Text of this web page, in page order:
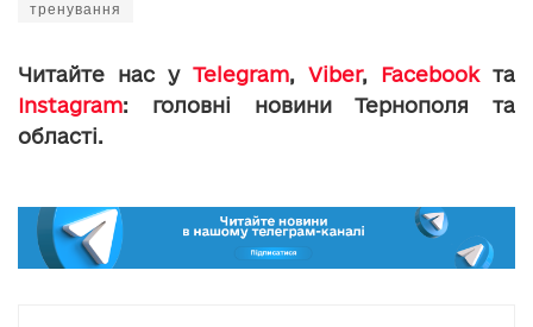
тренування
Читайте нас у Telegram, Viber, Facebookта
Instagram: головні новини Тернополя та
області.